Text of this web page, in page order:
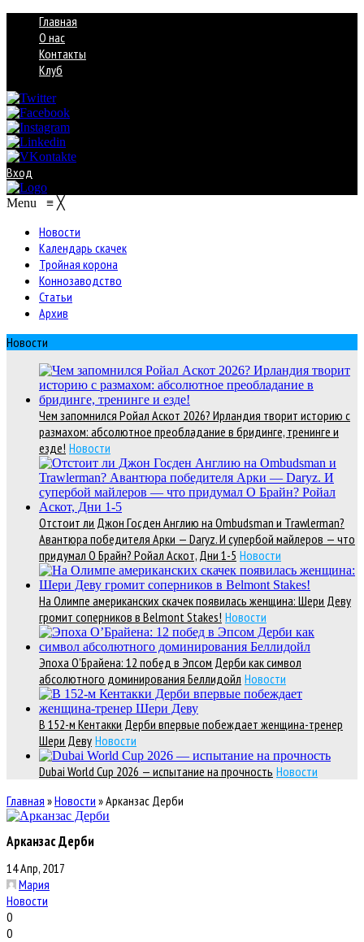
Главная
О нас
Контакты
Клуб
Вход
Menu ≡ ╳
Новости
Календарь скачек
Тройная корона
Коннозаводство
Статьи
Архив
Новости
Чем запомнился Ройал Аскот 2026? Ирландия творит историю с
размахом: абсолютное преобладание в бридинге, тренинге и
езде! Новости
Отстоит ли Джон Госден Англию на Ombudsman и Trawlerman?
Авантюра победителя Арки — Daryz. И супербой майлеров — что
придумал О Брайн? Ройал Аскот, Дни 1-5 Новости
На Олимпе американских скачек появилась женщина: Шери Деву
громит соперников в Belmont Stakes! Новости
Эпоха О’Брайена: 12 побед в Эпсом Дерби как символ
абсолютного доминирования Беллидойл Новости
В 152-м Кентакки Дерби впервые побеждает женщина-тренер
Шери Деву Новости
Dubai World Cup 2026 — испытание на прочность Новости
Главная »Новости »Арканзас Дерби
Арканзас Дерби
14 Апр, 2017
Мария
Новости
0
0